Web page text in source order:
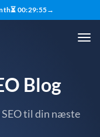
⏳ 00:29:54→
Blog
SEO til din næste